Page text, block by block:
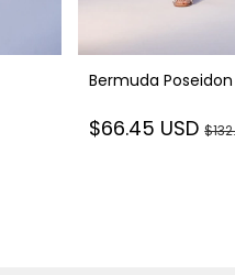
Bermuda
$66.45 USD